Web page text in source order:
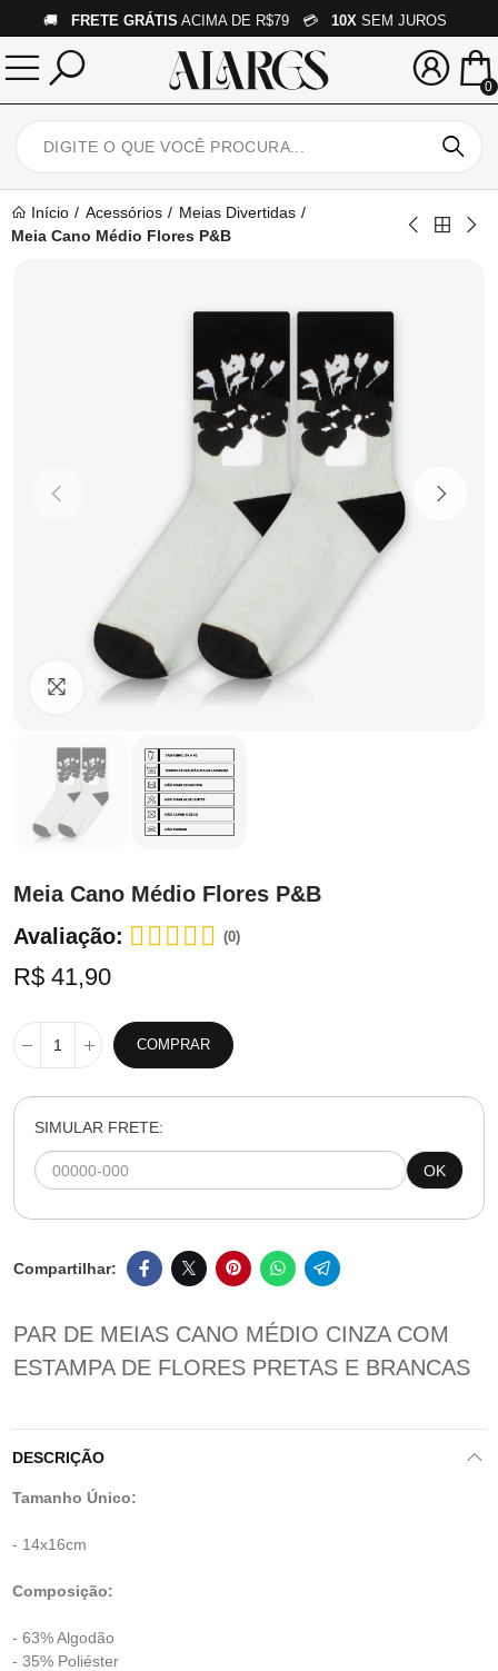
🚚 FRETE GRÁTIS ACIMA DE R$79 💳 10X SEM JUROS
0
Início Acessórios
Meias Divertidas
Meia Cano Médio Flores P&B
Clique para ampliar
Meia Cano Médio Flores P&B
Avaliação:
(0)
R$ 41,90
COMPRAR
SIMULAR FRETE:
OK
PAR DE MEIAS CANO MÉDIO CINZA COM
ESTAMPA DE FLORES PRETAS E BRANCAS
DESCRIÇÃO
Tamanho Único:
- 14x16cm
Composição:
- 63% Algodão
- 35% Poliéster